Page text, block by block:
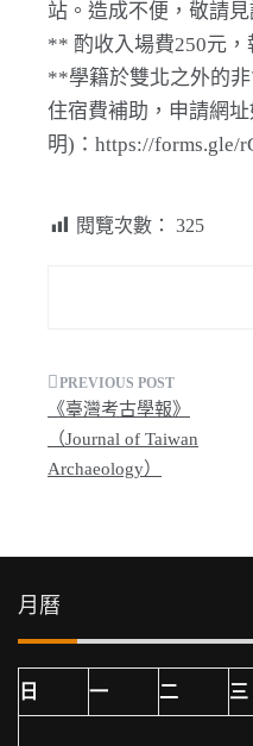
站。造成不便，敬請
** 酌收入場費250元
**學籍於雙北之外的非
住宿費補助，申請網
明)：https://forms.gle/
閱覽次數： 325
文
章
導
《臺灣考古學報》
（Journal of Taiwan
Archaeology）
月曆
日 一 二 三